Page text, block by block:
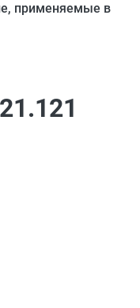
применяемые в